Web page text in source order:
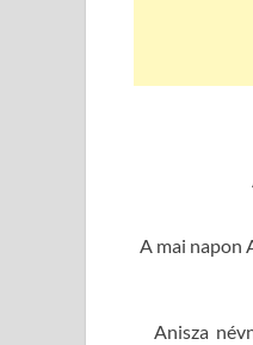
A mai napon
Anisza